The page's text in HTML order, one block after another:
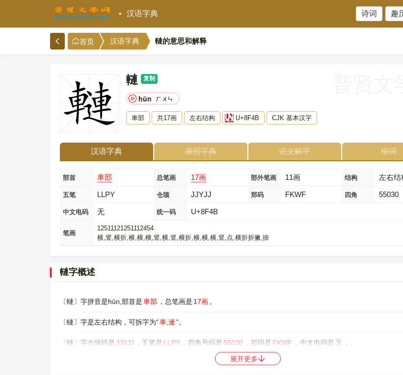
汉语字典 诗词 趣
首页 汉语字典 轋的意思和解释
轋 复制
hūn ㄏㄨㄣ
車部 共17画 左右结构 U+8F4B CJK 基本汉字
汉语字典 康熙字典 说文解字 组词
部首 車部 总笔画 17画 部外笔画 11画 结构 左右结
五笔 LLPY 仓颉 JJYJJ 郑码 FKWF 四角 55030
中文电码 无 统一码 U+8F4B
笔画
12511121251112454
横,竖,横折,横,横,横,竖,横,竖,横折,横,横,横,竖,点,横折折撇,捺
轋字概述
〔轋〕字拼音是hūn,部首是車部 ，总笔画是 17画 。
〔轋〕字是左右结构，可拆字为“車;連”。
〔轋〕字仓颉码是JJYJJ ，五笔是 LLPY ，四角号码是 55030 ，郑码是 FKWF ，中文电码是 无 ，。
，位于UNICODE的中日韩统一表意文字 (基本汉字)
展开更多